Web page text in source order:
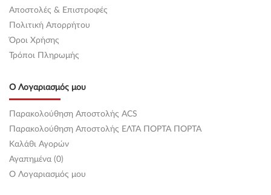
Αποστολές & Επιστροφές
Πολιτική Απορρήτου
Όροι Χρήσης
Τρόποι Πληρωμής
Ο Λογαριασμός μου
Παρακολούθηση Αποστολής ACS
Παρακολούθηση Αποστολής ΕΛΤΑ ΠΟΡΤΑ ΠΟΡΤΑ
Καλάθι Αγορών
Αγαπημένα (0)
O Λογαριασμός μου